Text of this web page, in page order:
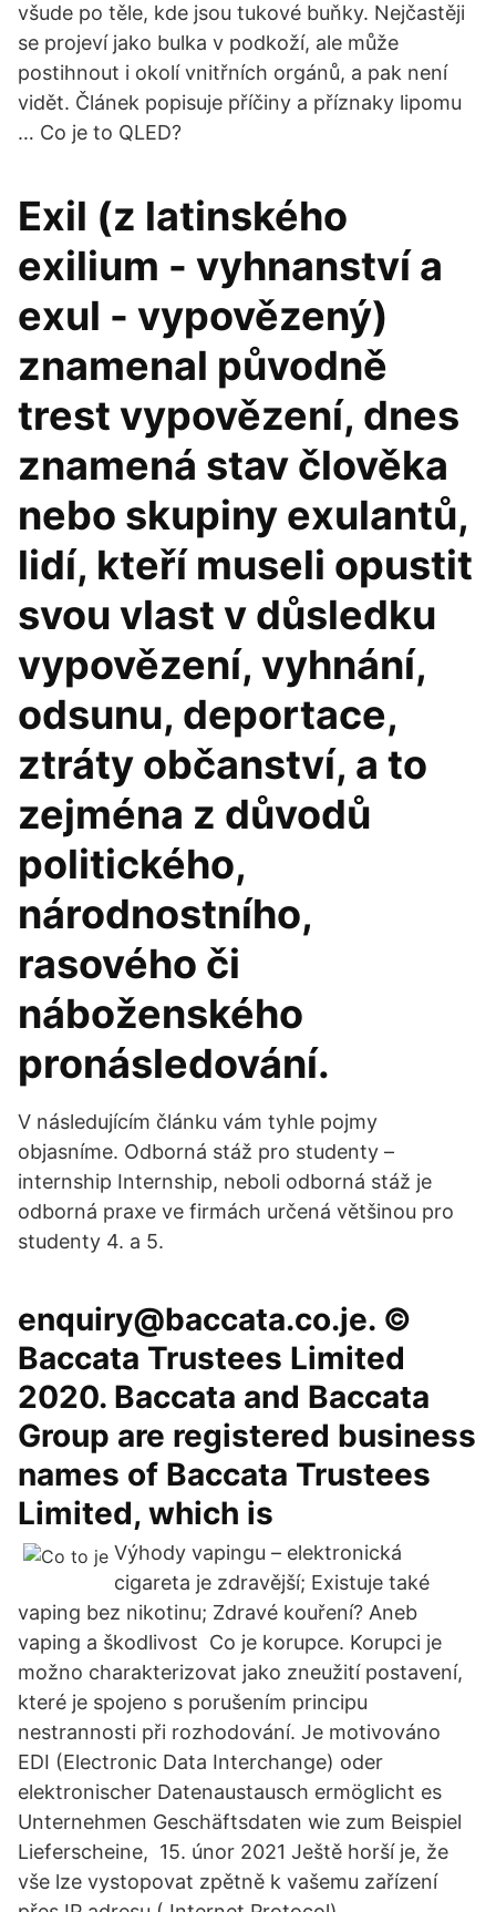
všude po těle, kde jsou tukové buňky. Nejčastěji
se projeví jako bulka v podkoží, ale může
postihnout i okolí vnitřních orgánů, a pak není
vidět. Článek popisuje příčiny a příznaky lipomu
… Co je to QLED?
Exil (z latinského
exilium - vyhnanství a
exul - vypovězený)
znamenal původně
trest vypovězení, dnes
znamená stav člověka
nebo skupiny exulantů,
lidí, kteří museli opustit
svou vlast v důsledku
vypovězení, vyhnání,
odsunu, deportace,
ztráty občanství, a to
zejména z důvodů
politického,
národnostního,
rasového či
náboženského
pronásledování.
V následujícím článku vám tyhle pojmy
objasníme. Odborná stáž pro studenty –
internship Internship, neboli odborná stáž je
odborná praxe ve firmách určená většinou pro
studenty 4. a 5.
enquiry@baccata.co.je. ©
Baccata Trustees Limited
2020. Baccata and Baccata
Group are registered business
names of Baccata Trustees
Limited, which is
Výhody vapingu – elektronická
cigareta je zdravější; Existuje také
vaping bez nikotinu; Zdravé kouření? Aneb
vaping a škodlivost Co je korupce. Korupci je
možno charakterizovat jako zneužití postavení,
které je spojeno s porušením principu
nestrannosti při rozhodování. Je motivováno
EDI (Electronic Data Interchange) oder
elektronischer Datenaustausch ermöglicht es
Unternehmen Geschäftsdaten wie zum Beispiel
Lieferscheine, 15. únor 2021 Ještě horší je, že
vše lze vystopovat zpětně k vašemu zařízení